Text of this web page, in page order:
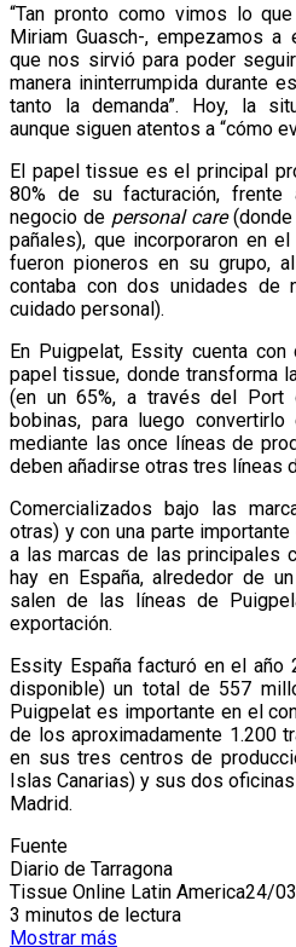
“Tan pronto como vimos lo
Miriam Guasch-, empezamos
que nos sirvió para poder
manera ininterrumpida durante
tanto la demanda”. Hoy, la
aunque siguen atentos a “cómo
El papel tissue es el principal
80% de su facturación,
negocio de personal care
pañales), que incorporaron en
fueron pioneros en su grupo,
contaba con dos unidades de
cuidado personal).
En Puigpelat, Essity cuenta
papel tissue, donde transforma
(en un 65%, a través del Port
bobinas, para luego
mediante las once líneas de
deben añadirse otras tres líneas
Comercializados bajo las
otras) y con una parte
a las marcas de las principales
hay en España, alrededor de
salen de las líneas de
exportación.
Essity España facturó en el
disponible) un total de 557
Puigpelat es importante en el
de los aproximadamente 1.200
en sus tres centros de
Islas Canarias) y sus dos
Madrid.
Fuente
Diario de Tarragona
Tissue Online Latin America24/
3 minutos de lectura
Mostrar más